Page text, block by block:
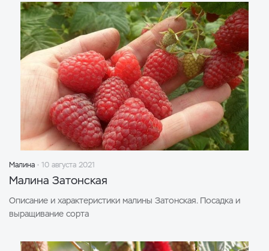
Малина 10 августа 2021
Малина Затонская
Описание и характеристики малины Затонская. Посадка и
выращивание сорта